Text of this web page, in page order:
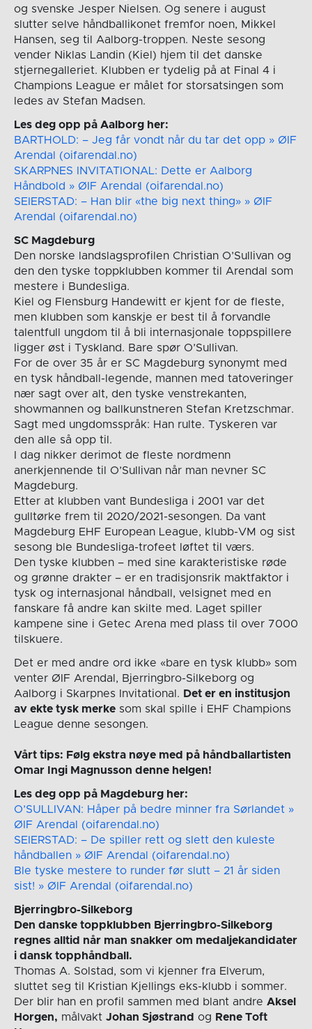
og svenske Jesper Nielsen. Og senere i august
slutter selve håndballikonet fremfor noen, Mikkel
Hansen, seg til Aalborg-troppen. Neste sesong
vender Niklas Landin (Kiel) hjem til det danske
stjernegalleriet. Klubben er tydelig på at Final 4 i
Champions League er målet for storsatsingen som
ledes av Stefan Madsen.
Les deg opp på Aalborg her:
BARTHOLD: – Jeg får vondt når du tar det opp » ØIF
Arendal (oifarendal.no)
SKARPNES INVITATIONAL: Dette er Aalborg
Håndbold » ØIF Arendal (oifarendal.no)
SEIERSTAD: – Han blir «the big next thing» » ØIF
Arendal (oifarendal.no)
SC Magdeburg
Den norske landslagsprofilen Christian O’Sullivan og
den den tyske toppklubben kommer til Arendal som
mestere i Bundesliga.
Kiel og Flensburg Handewitt er kjent for de fleste,
men klubben som kanskje er best til å forvandle
talentfull ungdom til å bli internasjonale toppspillere
ligger øst i Tyskland. Bare spør O’Sullivan.
For de over 35 år er SC Magdeburg synonymt med
en tysk håndball-legende, mannen med tatoveringer
nær sagt over alt, den tyske venstrekanten,
showmannen og ballkunstneren Stefan Kretzschmar.
Sagt med ungdomsspråk: Han rulte. Tyskeren var
den alle så opp til.
I dag nikker derimot de fleste nordmenn
anerkjennende til O’Sullivan når man nevner SC
Magdeburg.
Etter at klubben vant Bundesliga i 2001 var det
gulltørke frem til 2020/2021-sesongen. Da vant
Magdeburg EHF European League, klubb-VM og sist
sesong ble Bundesliga-trofeet løftet til værs.
Den tyske klubben – med sine karakteristiske røde
og grønne drakter – er en tradisjonsrik maktfaktor i
tysk og internasjonal håndball, velsignet med en
fanskare få andre kan skilte med. Laget spiller
kampene sine i Getec Arena med plass til over 7000
tilskuere.
Det er med andre ord ikke «bare en tysk klubb» som
venter ØIF Arendal, Bjerringbro-Silkeborg og
Aalborg i Skarpnes Invitational. Det er en institusjon
av ekte tysk merkesom skal spille i EHF Champions
League denne sesongen.
Vårt tips: Følg ekstra nøye med på håndballartisten
Omar Ingi Magnusson denne helgen!
Les deg opp på Magdeburg her:
O’SULLIVAN: Håper på bedre minner fra Sørlandet »
ØIF Arendal (oifarendal.no)
SEIERSTAD: – De spiller rett og slett den kuleste
håndballen » ØIF Arendal (oifarendal.no)
Ble tyske mestere to runder før slutt – 21 år siden
sist! » ØIF Arendal (oifarendal.no)
Bjerringbro-Silkeborg
Den danske toppklubben Bjerringbro-Silkeborg
regnes alltid når man snakker om medaljekandidater
i dansk topphåndball.
Thomas A. Solstad, som vi kjenner fra Elverum,
sluttet seg til Kristian Kjellings eks-klubb i sommer.
Der blir han en profil sammen med blant andre Aksel
Horgen, målvakt Johan Sjøstrand og Rene Toft